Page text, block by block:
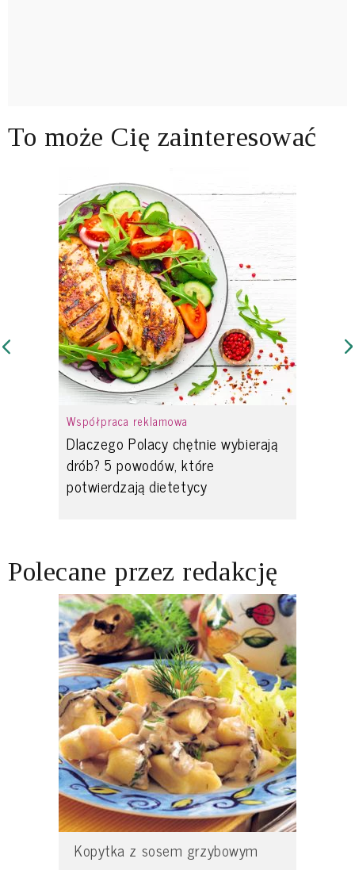
To może Cię zainteresować
Współpraca reklamowa
Dlaczego Polacy chętnie wybierają
drób? 5 powodów, które
potwierdzają dietetycy
Polecane przez redakcję
Kopytka z sosem grzybowym